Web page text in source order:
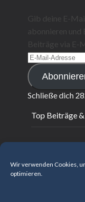
Wir verwenden Cookies,
optimieren.
Gib deine E-
abonnieren und
Beiträge via E-
E-
Mail-
Adresse
Schließe dich
Top Beiträge
Fliegende
Arbeitsbuch